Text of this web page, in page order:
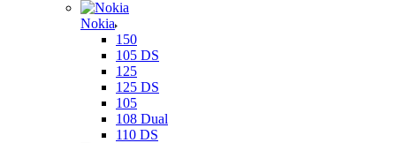
Nokia
150
105 DS
125
125 DS
105
108 Dual
110 DS